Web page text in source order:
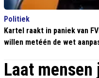
Politiek
Kartel raakt in paniek van
willen metéén de wet
Laat